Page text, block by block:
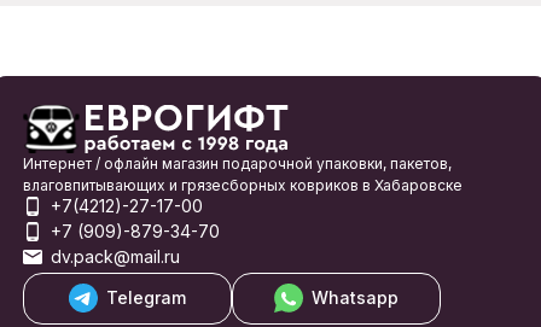
Интернет / офлайн магазин подарочной упаковки, пакетов,
влаговпитывающих и грязесборных ковриков в Хабаровске
+7(4212)-27-17-00
+7 (909)-879-34-70
dv.pack@mail.ru
Telegram
Whatsapp